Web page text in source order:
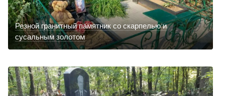
Резной гранитный памятник со скарпелью и
сусальным золотом